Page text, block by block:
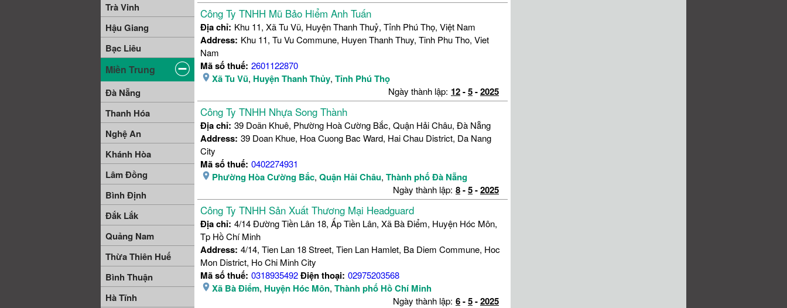
Trà Vinh
Hậu Giang
Bạc Liêu
Miền Trung
Đà Nẵng
Thanh Hóa
Nghệ An
Khánh Hòa
Lâm Đồng
Bình Định
Đắk Lắk
Quảng Nam
Thừa Thiên Huế
Bình Thuận
Hà Tĩnh
Công Ty TNHH Mũ Bảo Hiểm Anh Tuấn
Địa chỉ: Khu 11, Xã Tu Vũ, Huyện Thanh Thuỷ, Tỉnh Phú Thọ, Việt Nam
Address: Khu 11, Tu Vu Commune, Huyen Thanh Thuy, Tinh Phu Tho, Viet
Nam
Mã số thuế: 2601122870
Xã Tu Vũ, Huyện Thanh Thủy, Tỉnh Phú Thọ
Ngày thành lập: 12-5-2025
Công Ty TNHH Nhựa Song Thành
Địa chỉ: 39 Doãn Khuê, Phường Hoà Cường Bắc, Quận Hải Châu, Đà Nẵng
Address: 39 Doan Khue, Hoa Cuong Bac Ward, Hai Chau District, Da Nang
City
Mã số thuế: 0402274931
Phường Hòa Cường Bắc, Quận Hải Châu, Thành phố Đà Nẵng
Ngày thành lập: 8-5-2025
Công Ty TNHH Sản Xuất Thương Mại Headguard
Địa chỉ: 4/14 Đường Tiền Lân 18, Ấp Tiền Lân, Xã Bà Điểm, Huyện Hóc Môn,
Tp Hồ Chí Minh
Address: 4/14, Tien Lan 18 Street, Tien Lan Hamlet, Ba Diem Commune, Hoc
Mon District, Ho Chi Minh City
Mã số thuế: 0318935492Điện thoại: 02975203568
Xã Bà Điểm, Huyện Hóc Môn, Thành phố Hồ Chí Minh
Ngày thành lập: 6-5-2025